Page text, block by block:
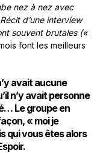
nez à nez avec
d’une interview
souvent brutales («
font les meilleurs
avait aucune
n’y avait personne
Le groupe en
« moi je
qui vous êtes alors